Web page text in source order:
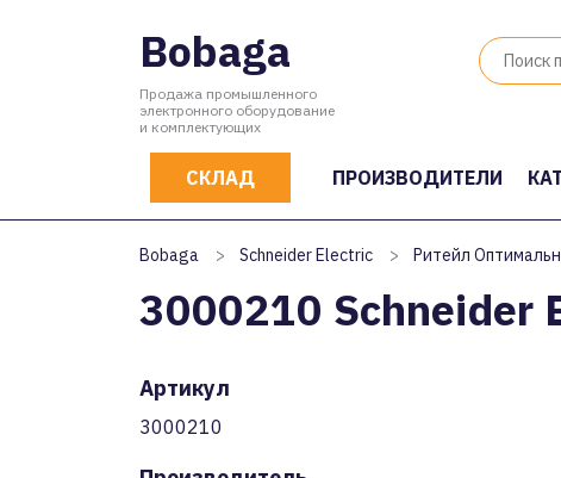
Bobaga
Продажа промышленного
электронного оборудование
и комплектующих
СКЛАД ПРОИЗВОДИТЕЛИ
Bobaga > Schneider Electric > Ритейл
3000210 Schneider
Артикул
3000210